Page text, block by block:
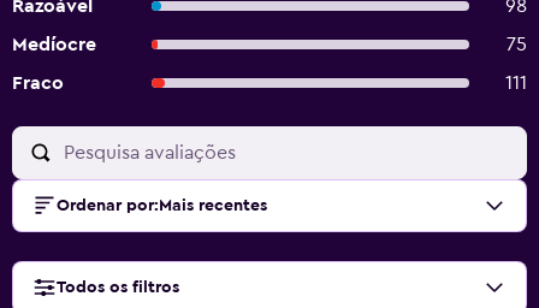
Razoável
98
Medíocre
75
Fraco
111
Ordenar por: Mais recentes
Todos os filtros